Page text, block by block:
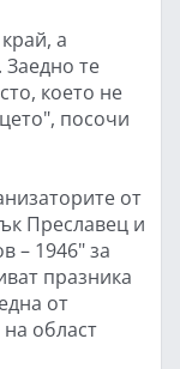
а
те
което не
посочи
от
Преславец и
– 1946" за
празника
от
област